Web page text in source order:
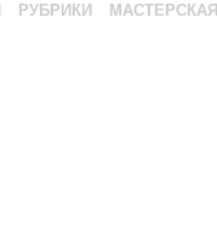
РУБРИКИ МАСТЕРСКАЯ